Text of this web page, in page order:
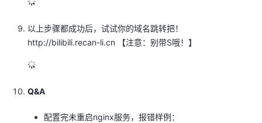
以上步骤都成功后，试试你的域名跳转把！
http://bilibili.recan-li.cn 【注意：别带S哦！】
Q&A
配置完未重启nginx服务，报错样例：